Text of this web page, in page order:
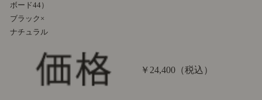
ボード44）
ブラック×
ナチュラル
￥24,400 （税込）